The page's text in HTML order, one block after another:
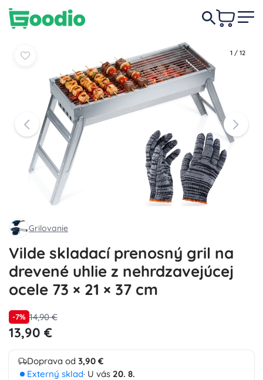
1 / 12
Grilovanie
Vilde skladací prenosný gril na
drevené uhlie z nehrdzavejúcej
ocele 73 × 21 × 37 cm
-7% 14,90 €
13,90 €
Doprava od 3,90 €
Externý sklad· U vás 20. 8.
-7% 14,90 €
Do košíka